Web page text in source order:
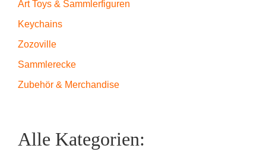
Art Toys & Sammlerfiguren
Keychains
Zozoville
Sammlerecke
Zubehör & Merchandise
Alle Kategorien: